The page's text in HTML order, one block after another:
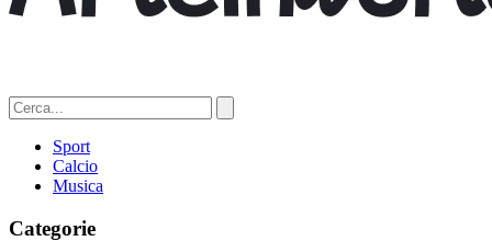
Sport
Calcio
Musica
Categorie